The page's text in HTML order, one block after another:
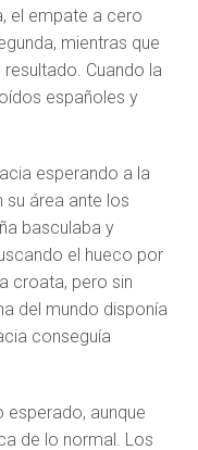
el empate a cero
mientras que
Cuando la
españoles y
esperando a la
su área ante los
basculaba y
el hueco por
croata, pero sin
del mundo disponía
conseguía
aunque
de lo normal. Los